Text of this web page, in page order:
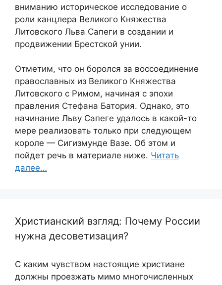
вниманию историческое исследование о
роли канцлера Великого Княжества
Литовского Льва Сапеги в создании и
продвижении Брестской унии.
Отметим, что он боролся за воссоединение
православных из Великого Княжества
Литовского с Римом, начиная с эпохи
правления Стефана Батория. Однако, это
начинание Льву Сапеге удалось в какой-то
мере реализовать только при следующем
короле — Сигизмунде Вазе. Об этом и
пойдет речь в материале ниже. Читать
далее…
Христианский взгляд: Почему России
нужна десоветизация?
С каким чувством настоящие христиане
должны проезжать мимо многочисленных